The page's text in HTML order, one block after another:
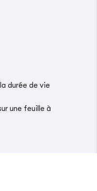
durée de vie
une feuille à